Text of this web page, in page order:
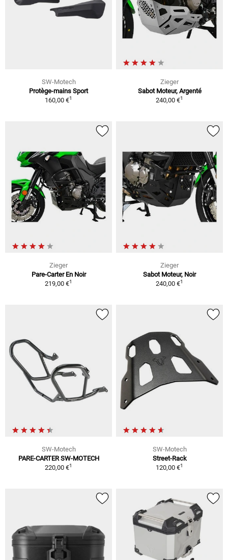
SW-Motech
Protège-mains Sport
160,00 €1
Zieger
Sabot Moteur, Argenté
240,00 €1
Zieger
Pare-Carter En Noir
219,00 €1
Zieger
Sabot Moteur, Noir
240,00 €1
SW-Motech
PARE-CARTER SW-MOTECH
220,00 €1
SW-Motech
Street-Rack
120,00 €1